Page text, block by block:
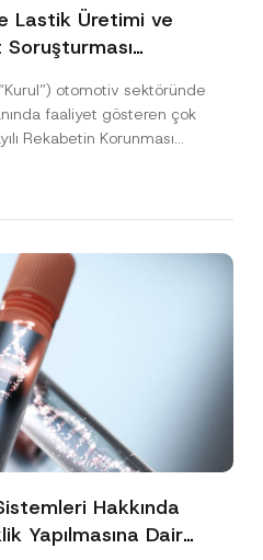
Lastik Üretimi ve
Soruşturması
otomotiv sektöründe
faaliyet gösteren çok
Rekabetin Korunması
Hakkında
Yapılmasına Dair